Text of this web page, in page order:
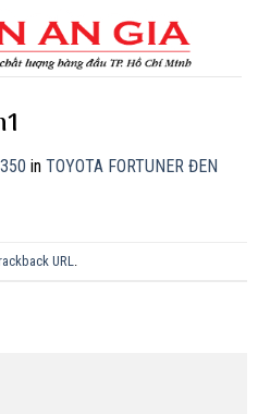
in TOYOTA FORTUNER ĐEN
URL